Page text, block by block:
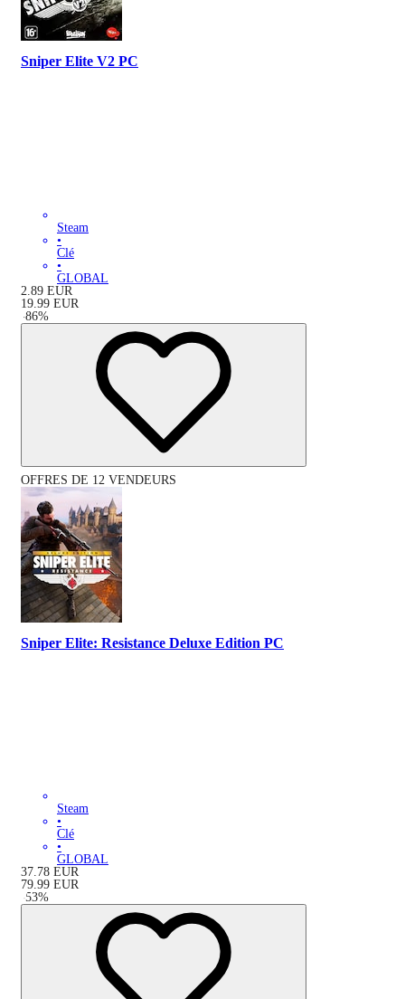
Sniper Elite V2 PC
Steam
•
Clé
•
GLOBAL
2.89 EUR
19.99 EUR
-86%
OFFRES DE 12 VENDEURS
Sniper Elite: Resistance Deluxe Edition PC
Steam
•
Clé
•
GLOBAL
37.78 EUR
79.99 EUR
-53%